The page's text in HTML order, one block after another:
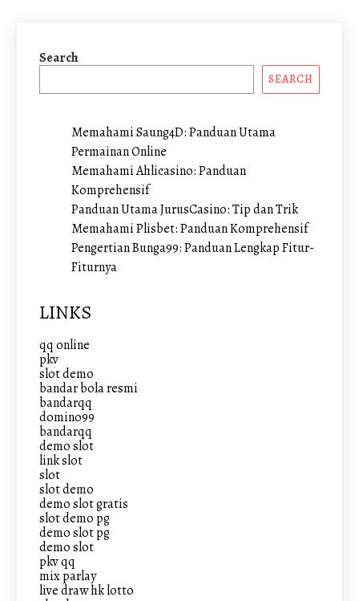
Search
SEARCH
Memahami Saung4D: Panduan Utama
Permainan Online
Memahami Ahlicasino: Panduan
Komprehensif
Panduan Utama JurusCasino: Tip dan Trik
Memahami Plisbet: Panduan Komprehensif
Pengertian Bunga99: Panduan Lengkap Fitur-
Fiturnya
LINKS
qq online
pkv
slot demo
bandar bola resmi
bandarqq
domino99
bandarqq
demo slot
link slot
slot
slot demo
demo slot gratis
slot demo pg
demo slot pg
demo slot
pkv qq
mix parlay
live draw hk lotto